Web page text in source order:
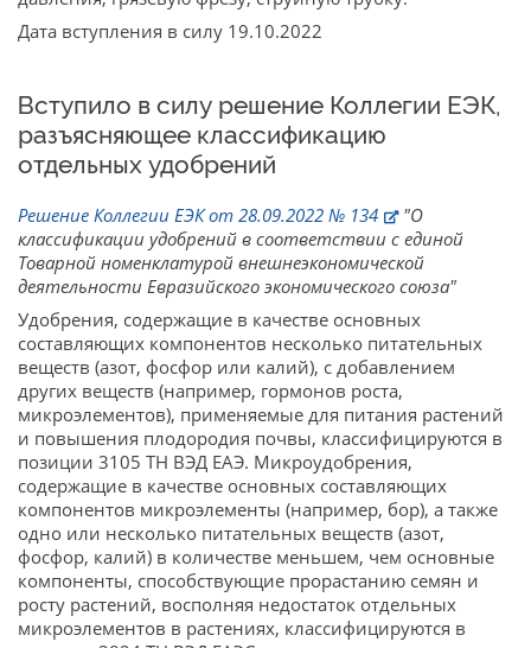
Дата вступления в силу 19.10.2022
Вступило в силу решение Коллегии ЕЭК,
разъясняющее классификацию
отдельных удобрений
Решение Коллегии ЕЭК от 28.09.2022 № 134
"О
классификации удобрений в соответствии с единой
Товарной номенклатурой внешнеэкономической
деятельности Евразийского экономического союза"
Удобрения, содержащие в качестве основных
составляющих компонентов несколько питательных
веществ (азот, фосфор или калий), с добавлением
других веществ (например, гормонов роста,
микроэлементов), применяемые для питания растений
и повышения плодородия почвы, классифицируются в
позиции 3105 ТН ВЭД ЕАЭ. Микроудобрения,
содержащие в качестве основных составляющих
компонентов микроэлементы (например, бор), а также
одно или несколько питательных веществ (азот,
фосфор, калий) в количестве меньшем, чем основные
компоненты, способствующие прорастанию семян и
росту растений, восполняя недостаток отдельных
микроэлементов в растениях, классифицируются в